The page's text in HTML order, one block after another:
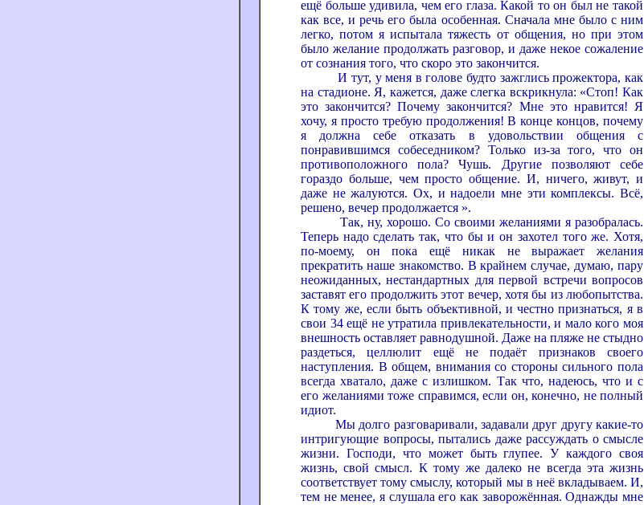
ещё больше удивила, чем его глаза. Какой то он был не такой
как все, и речь его была особенная. Сначала мне было с ним
легко, потом я испытала тяжесть от общения, но при этом
было желание продолжать разговор, и даже некое сожаление
от сознания того, что скоро это закончится.
И тут, у меня в голове будто зажглись прожектора, как
на стадионе. Я, кажется, даже слегка вскрикнула: «Стоп! Как
это закончится? Почему закончится? Мне это нравится! Я
хочу, я просто требую продолжения! В конце концов, почему
я должна себе отказать в удовольствии общения с
понравившимся собеседником? Только из-за того, что он
противоположного пола? Чушь. Другие позволяют себе
гораздо больше, чем просто общение. И, ничего, живут, и
даже не жалуются. Ох, и надоели мне эти комплексы. Всё,
решено, вечер продолжается ».
Так, ну, хорошо. Со своими желаниями я разобралась.
Теперь надо сделать так, что бы и он захотел того же. Хотя,
по-моему, он пока ещё никак не выражает желания
прекратить наше знакомство. В крайнем случае, думаю, пару
неожиданных, нестандартных для первой встречи вопросов
заставят его продолжить этот вечер, хотя бы из любопытства.
К тому же, если быть объективной, и честно признаться, я в
свои 34 ещё не утратила привлекательности, и мало кого моя
внешность оставляет равнодушной. Даже на пляже не стыдно
раздеться, целлюлит ещё не подаёт признаков своего
наступления. В общем, внимания со стороны сильного пола
всегда хватало, даже с излишком. Так что, надеюсь, что и с
его желаниями тоже справимся, если он, конечно, не полный
идиот.
Мы долго разговаривали, задавали друг другу какие-то
интригующие вопросы, пытались даже рассуждать о смысле
жизни. Господи, что может быть глупее. У каждого своя
жизнь, свой смысл. К тому же далеко не всегда эта жизнь
соответствует тому смыслу, который мы в неё вкладываем. И,
тем не менее, я слушала его как заворожённая. Однажды мне